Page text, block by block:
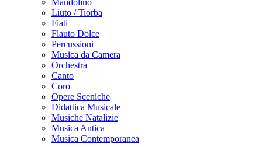
Mandolino
Liuto / Tiorba
Fiati
Flauto Dolce
Percussioni
Musica da Camera
Orchestra
Canto
Coro
Opere Sceniche
Didattica Musicale
Musiche Natalizie
Musica Antica
Musica Contemporanea